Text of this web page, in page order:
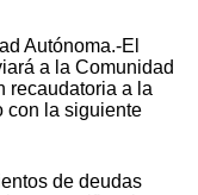
Autónoma.-El
a la Comunidad
recaudatoria a la
con la siguiente
de deudas